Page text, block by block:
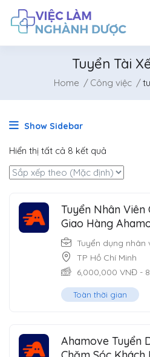
Tuyển Tài
Home Công việc
Show Sidebar
Hiển thị tất cả 8 kết quả
Tuyển Nhân Viên
Giao Hàng
Tuyển dụng nhân
TP Hồ Chí Minh
6,000,000 VNĐ -
Toàn thời gian
Ahamove Tuyển